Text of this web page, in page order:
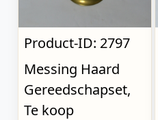
Product-ID: 2797
Messing Haard
Gereedschapset,
Te koop